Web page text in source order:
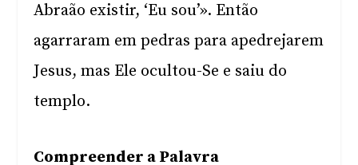
Abraão existir, ‘Eu sou’». Então
agarraram em pedras para apedrejarem
Jesus, mas Ele ocultou-Se e saiu do
templo.
Compreender a Palavra